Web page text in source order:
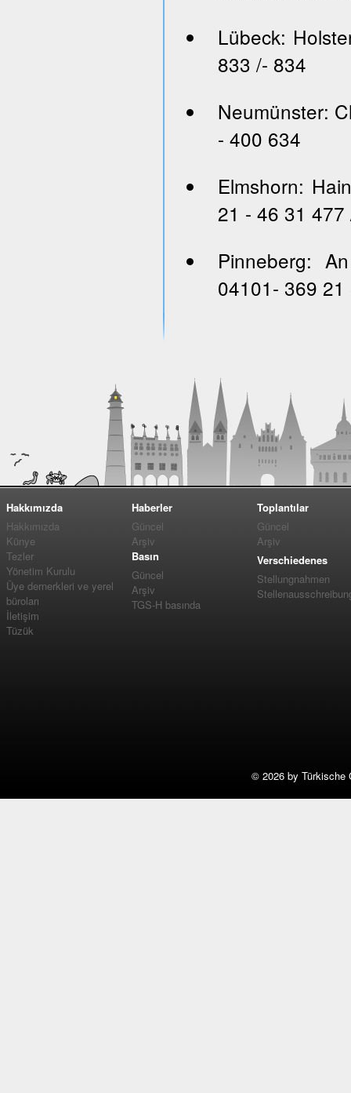
Lübeck:
833 /- 834
Neumünster:
- 400 634
Elmshorn:
21 - 46 31 477
Pinneberg:
04101- 369 21
Hakkımızda
Hakkımızda
Künye
Tezler
Yönetim Kurulu
Üye dernerkleri ve yerel
büroları
İletişim
Tüzük
Haberler
Güncel
Arşiv
Basın
Güncel
Arşiv
TGS-H basında
Toplantılar
Güncel
Arşiv
Verschiedenes
Stellungnahmen
© 2026 by Türkische